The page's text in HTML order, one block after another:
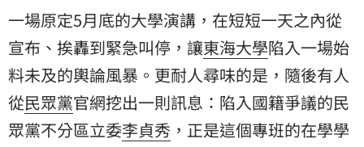
一場原定5月底的大學演講，在短短一天之內從
宣布、挨轟到緊急叫停，讓東海大學陷入一場始
料未及的輿論風暴。更耐人尋味的是，隨後有人
從民眾黨官網挖出一則訊息：陷入國籍爭議的民
眾黨不分區立委李貞秀 ，正是這個專班的在學學